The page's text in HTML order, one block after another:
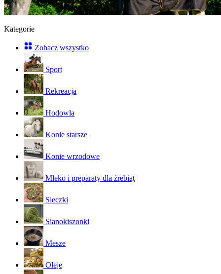
Kategorie
Zobacz wszystko
Sport
Rekreacja
Hodowla
Konie starsze
Konie wrzodowe
Mleko i preparaty dla źrebiąt
Sieczki
Sianokiszonki
Mesze
Oleje